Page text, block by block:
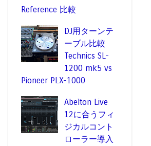
Reference 比較
DJ用ターンテ
ーブル比較
Technics SL-
1200 mk5 vs
Pioneer PLX-1000
Abelton Live
12に合うフィ
ジカルコント
ローラー導入